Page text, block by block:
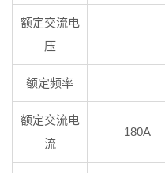
额定交流电
压
额定频率
额定交流电
流
180A